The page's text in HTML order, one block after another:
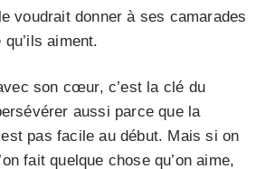
voudrait donner à ses camarades
aiment.
son cœur, c’est la clé du
aussi parce que la
pas facile au début. Mais si on
fait quelque chose qu’on aime,